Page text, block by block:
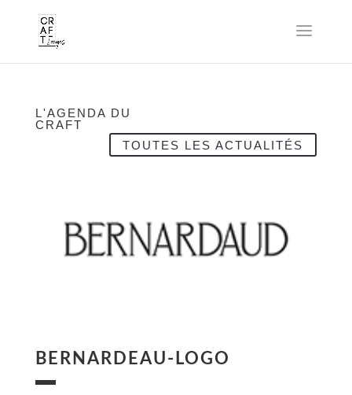
L'AGENDA DU
CRAFT
TOUTES LES ACTUALITÉS
BERNARDEAU-LOGO